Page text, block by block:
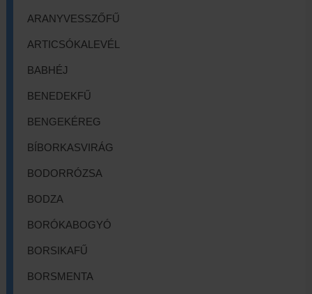
ARANYVESSZŐFŰ
ARTICSÓKALEVÉL
BABHÉJ
BENEDEKFŰ
BENGEKÉREG
BÍBORKASVIRÁG
BODORRÓZSA
BODZA
BORÓKABOGYÓ
BORSIKAFŰ
BORSMENTA